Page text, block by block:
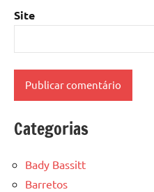
Site
Categorias
Bady Bassitt
Barretos